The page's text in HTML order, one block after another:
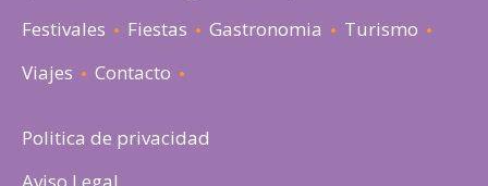
Festivales
Fiestas Gastronomia
Turismo
Viajes
Contacto
Politica de privacidad